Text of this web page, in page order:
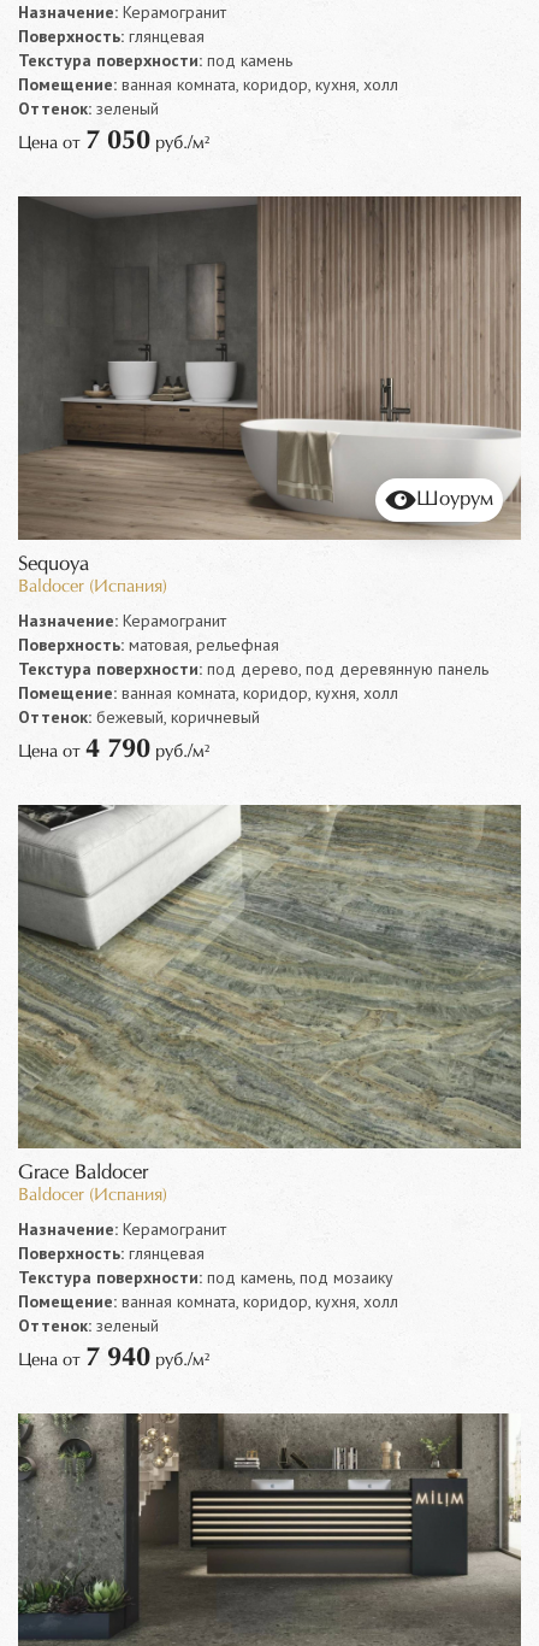
Назначение: Керамогранит
Поверхность: глянцевая
Текстура поверхности: под камень
Помещение: ванная комната, коридор, кухня, холл
Оттенок: зеленый
Цена от 7 050 руб./м²
Шоурум
Sequoya
Baldocer (Испания)
Назначение: Керамогранит
Поверхность: матовая, рельефная
Текстура поверхности: под дерево, под деревянную панель
Помещение: ванная комната, коридор, кухня, холл
Оттенок: бежевый, коричневый
Цена от 4 790 руб./м²
Grace Baldocer
Baldocer (Испания)
Назначение: Керамогранит
Поверхность: глянцевая
Текстура поверхности: под камень, под мозаику
Помещение: ванная комната, коридор, кухня, холл
Оттенок: зеленый
Цена от 7 940 руб./м²